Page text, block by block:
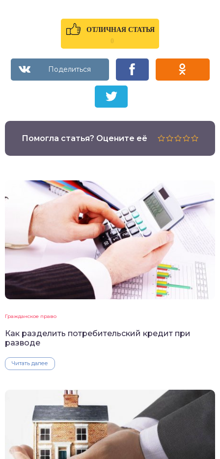
ОТЛИЧНАЯ СТАТЬЯ
0
Помогла статья? Оцените её
Гражданское право
Как разделить потребительский кредит при
разводе
Читать далее